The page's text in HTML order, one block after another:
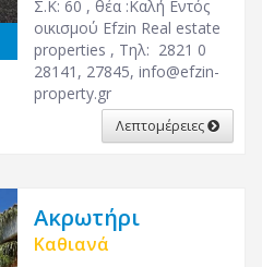
Σ.Κ: 60 , θέα :Καλή Εντός
οικισμού Efzin Real estate
properties , Τηλ: 2821 0
28141, 27845, info@efzin-
property.gr
Λεπτομέρειες
Ακρωτήρι
Καθιανά